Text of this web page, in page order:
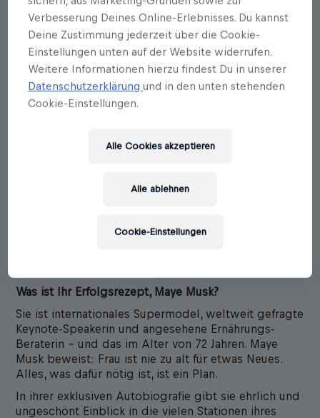
Was ist Ihr Erfolgsrezept, Maye Musk?
Sie ist internationales Supermodel, weltweit gefragte
Keynote-Speakerin und angesehene Ernährungs-
Beraterin – und das im Alter von 72 Jahren. Maye
Musk beweist: Frau ist nie zu alt für etwas Neues.
Alles, was dafür nötig ist, ist ein Plan.
In ihrer exklusiven Autobiografie gibt sie ehrlich und
ungeschönt Einblick in die vielen Stationen ihres
Verbesserung Deines Online-Erlebnisses. Du kannst
Deine Zustimmung jederzeit über die Cookie-
Einstellungen unten auf der Website widerrufen.
Weitere Informationen hierzu findest Du in unserer
Datenschutzerklärungund in den unten stehenden
Cookie-Einstellungen.
Alle ablehnen
Alle Cookies akzeptieren
Cookie-Einstellungen